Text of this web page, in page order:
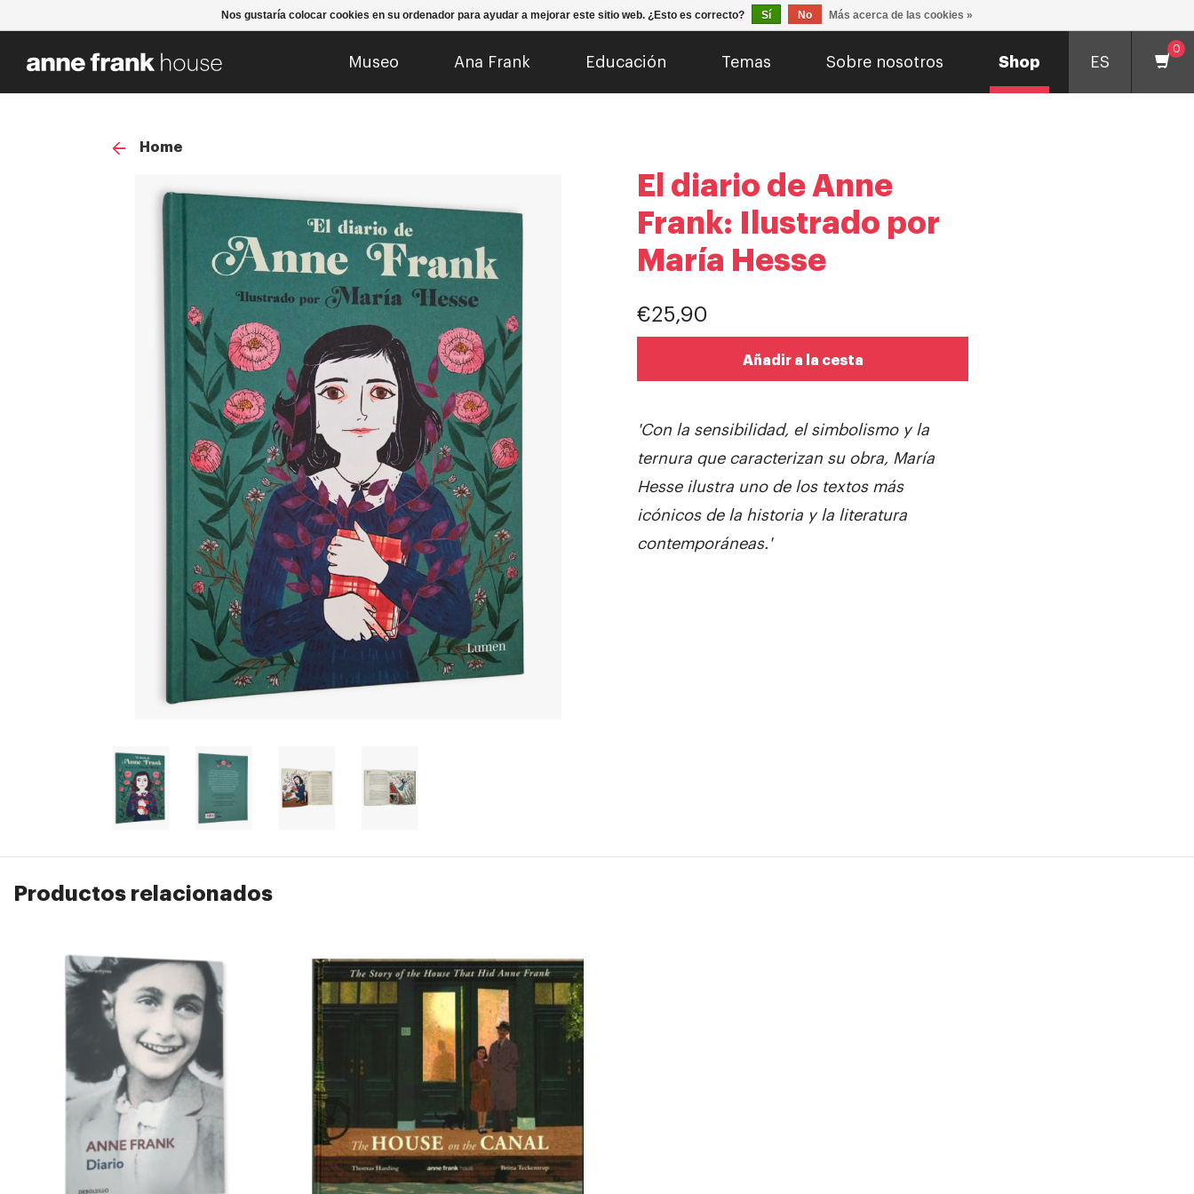
Museo Ana Frank Educación Temas Sobre nosotros Shop ES
0
Home
El diario de Anne
Frank: Ilustrado por
María Hesse
€25,90
Añadir a la cesta
'Con la sensibilidad, el simbolismo y la
ternura que caracterizan su obra, María
Hesse ilustra uno de los textos más
icónicos de la historia y la literatura
contemporáneas.'
Productos relacionados
Nos gustaría colocar cookies en su ordenador para ayudar a mejorar este sitio web. ¿Esto es correcto? Sí No Más acerca de las cookies »